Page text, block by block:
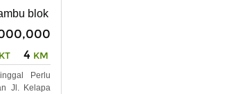
Klp. Gading, Jakarta 14240
blok E, Klp. Gading Tim. , Kec. Klp. Gading,
KT 4 KM
Perlu
Jl. Kelapa